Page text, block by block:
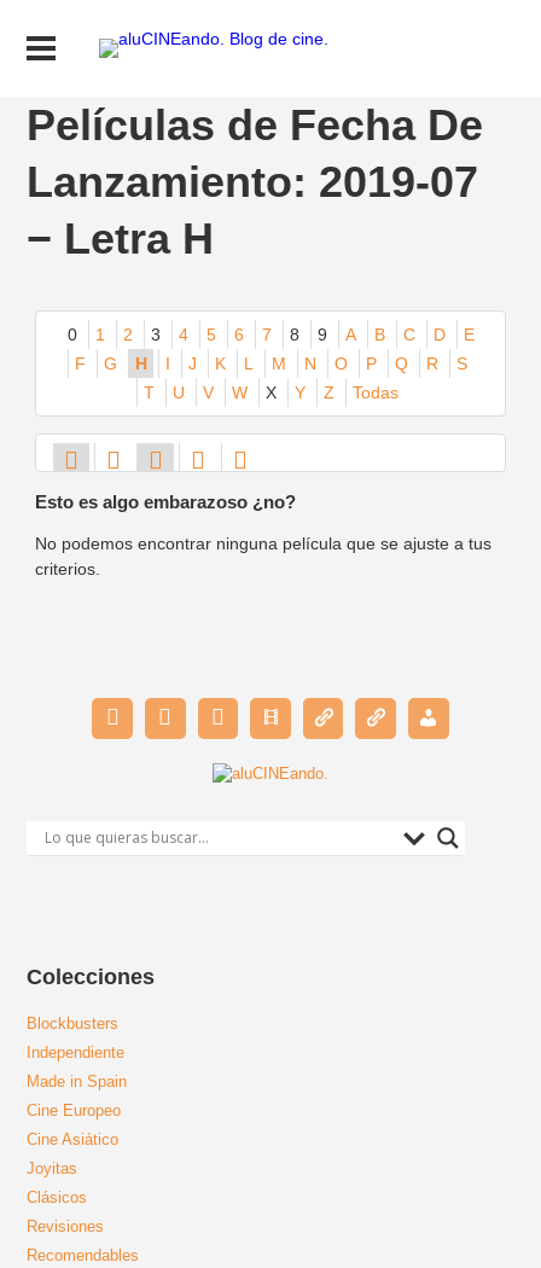
Películas de Fecha De
Lanzamiento: 2019-07
− Letra H
0 1 2 3 4 5 6 7 8 9 A B C D
E
F
G H I J K L M N O P Q R
S
T
U V W X Y Z Todas
Esto es algo embarazoso ¿no?
No podemos encontrar ninguna película que se ajuste a tus
criterios.
Colecciones
Blockbusters
Independiente
Made in Spain
Cine Europeo
Cine Asiático
Joyitas
Clásicos
Revisiones
Recomendables